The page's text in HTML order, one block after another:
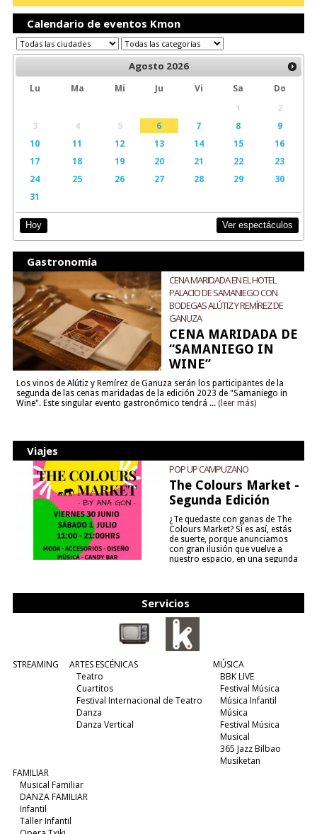
Calendario de eventos Kmon
Agosto 2026
Lu Ma Mi Ju Vi Sa
Do
1
2
3
4 5 6 7 8
9
10
11 12 13 14 15
16
17
18 19 20 21 22
23
24
25 26 27 28 29
30
31
Hoy Ver espectáculos
Gastronomía
CENA MARIDADA EN EL HOTEL
PALACIO DE SAMANIEGO CON
BODEGAS ALÚTIZ Y REMÍREZ DE
GANUZA
CENA MARIDADA DE
“SAMANIEGO IN
WINE”
Los vinos de Alútiz y Remírez de Ganuza serán los participantes de la
segunda de las cenas maridadas de la edición 2023 de "Samaniego in
Wine". Este singular evento gastronómico tendrá ... (leer más)
Viajes
POP UP CAMPUZANO
The Colours Market -
Segunda Edición
¿Te quedaste con ganas de The
Colours Market? Si es así, estás
de suerte, porque anunciamos
con gran ilusión que vuelve a
nuestro espacio, en una segunda
Servicios
STREAMING
ARTES ESCÉNICAS
Teatro
Cuartitos
Festival Internacional de Teatro
Danza
Danza Vertical
MÚSICA
BBK LIVE
Festival Música
Música Infantil
Música
Festival Música
Musical
365 Jazz Bilbao
Musiketan
FAMILIAR
Musical Familiar
DANZA FAMILIAR
Infantil
Taller Infantil